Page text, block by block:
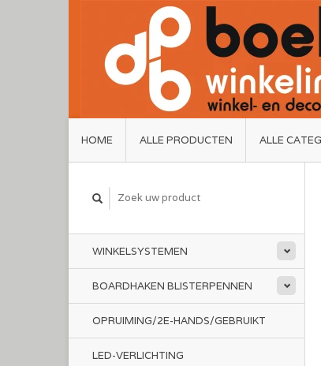
HOME ALLE PRODUCTEN ALLE
WINKELSYSTEMEN
BOARDHAKEN BLISTERPENNEN
OPRUIMING/2E-HANDS/GEBRUIKT
LED-VERLICHTING